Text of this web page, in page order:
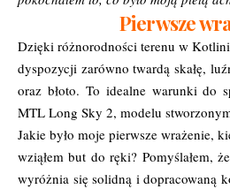
Pierwsze
Dzięki różnorodności terenu w
dyspozycji zarówno twardą skałę,
oraz błoto. To idealne warunki do
MTL Long Sky 2, modelu
Jakie było moje pierwsze wrażenie,
wziąłem but do ręki? Pomyślałem,
wyróżnia się solidną i dopracowaną